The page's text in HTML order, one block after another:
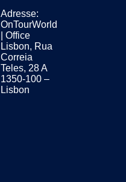
Adresse:
OnTourWorld
| Office
Lisbon, Rua
Correia
Teles, 28 A
1350-100 –
Lisbon